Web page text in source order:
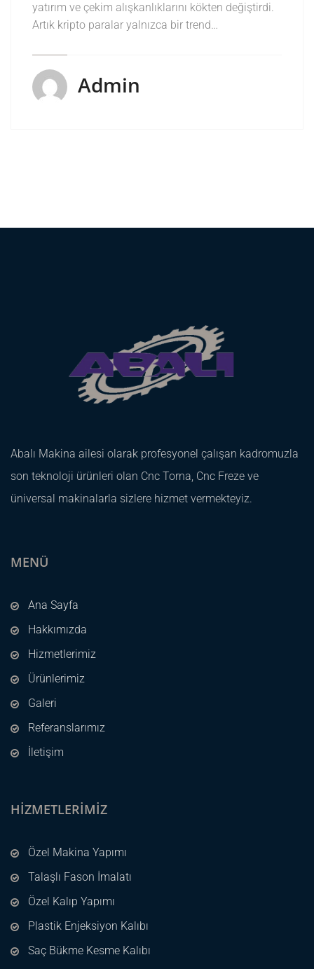
yatırım ve çekim alışkanlıklarını kökten değiştirdi.
Artık kripto paralar yalnızca bir trend…
Admin
Abalı Makina ailesi olarak profesyonel çalışan kadromuzla
son teknoloji ürünleri olan Cnc Torna, Cnc Freze ve
üniversal makinalarla sizlere hizmet vermekteyiz.
MENÜ
Ana Sayfa
Hakkımızda
Hizmetlerimiz
Ürünlerimiz
Galeri
Referanslarımız
İletişim
HIZMETLERIMIZ
Özel Makina Yapımı
Talaşlı Fason İmalatı
Özel Kalıp Yapımı
Plastik Enjeksiyon Kalıbı
Saç Bükme Kesme Kalıbı